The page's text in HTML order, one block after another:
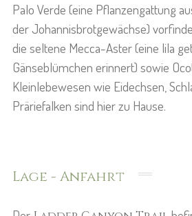
Palo Verde (eine Pflanzengattung
der Johannisbrotgewächse)
die seltene Mecca-Aster (eine lila
Gänseblümchen erinnert) sowie
Kleinlebewesen wie Eidechsen,
Präriefalken sind hier zu Hause.
Lage - Anfahrt